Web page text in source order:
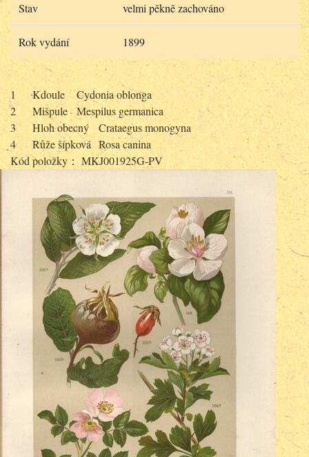
Stav velmi pěkně zachováno
Rok vydání 1899
1 Kdoule
Cydonia oblonga
2
Mišpule
Mespilus germanica
3
Hloh obecný
Crataegus monogyna
4
Růže šípková Rosa canina
Kód položky： MKJ001925G-PV